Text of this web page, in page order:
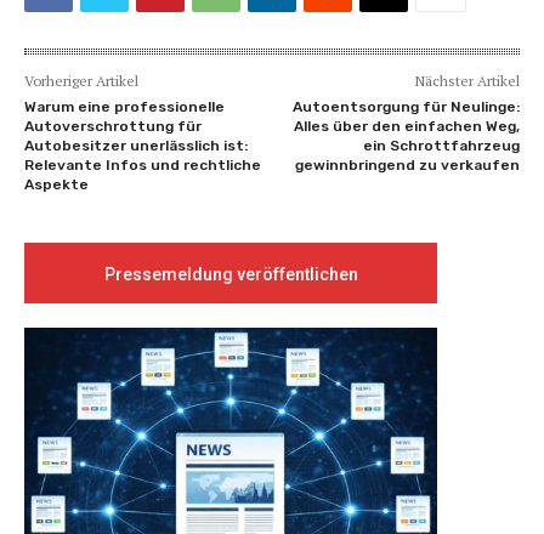
Vorheriger Artikel
Warum eine professionelle
Autoverschrottung für
Autobesitzer unerlässlich ist:
Relevante Infos und rechtliche
Aspekte
Nächster Artikel
Autoentsorgung für Neulinge:
Alles über den einfachen Weg,
ein Schrottfahrzeug
gewinnbringend zu verkaufen
Pressemeldung veröffentlichen